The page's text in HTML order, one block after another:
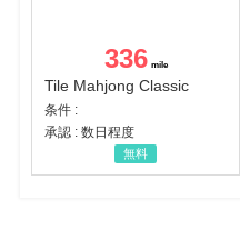
336
Tile Mahjong Classic
条件 :
承認 : 数日程度
無料